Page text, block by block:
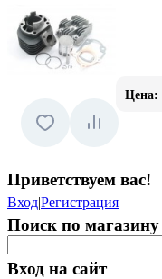
Цена:
Приветствуем вас!
Вход|Регистрация
Поиск по магазину
Вход на сайт